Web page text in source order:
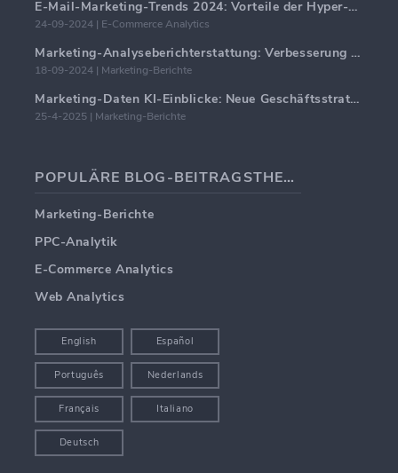
E-Mail-Marketing-Trends 2024: Vorteile der Hyper-Personalisierung
24-09-2024 | E-Commerce Analytics
Marketing-Analyseberichterstattung: Verbesserung der Geschäftseinblicke
18-09-2024 | Marketing-Berichte
Marketing-Daten KI-Einblicke: Neue Geschäftsstrategien für 2024
25-4-2025 | Marketing-Berichte
POPULÄRE BLOG-BEITRAGSTHEMEN
Marketing-Berichte
PPC-Analytik
E-Commerce Analytics
Web Analytics
English Español
Português Nederlands
Français Italiano
Deutsch